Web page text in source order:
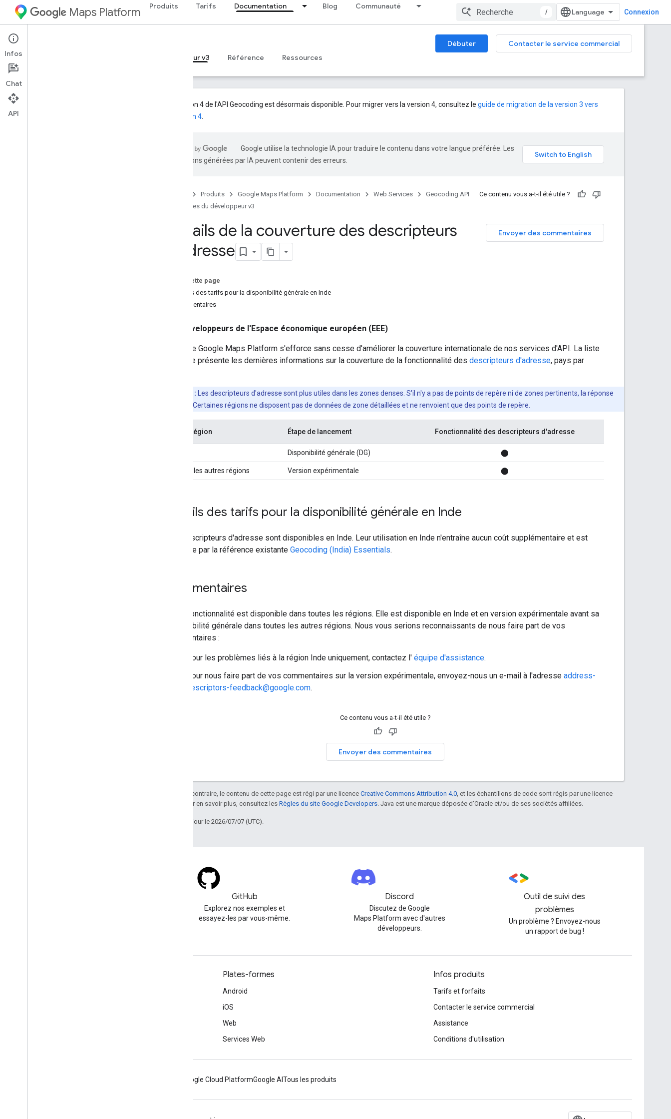
Maps Platform Produits Tarifs Documentation Blog Communauté
/ Connexion
Web Services Débuter
Contacter le service commercial
Guides du développeur v4
Guides du développeur v3 Référence Ressources
La version 4 de l'API Geocoding est désormais disponible. Pour migrer vers la version 4, consultez le guide de migration de la version 3 vers
la version 4
Google utilise la technologie IA pour traduire le contenu dans votre langue préférée. Les
traductions générées par IA peuvent contenir des erreurs.
Produits Google Maps Platform Documentation Web Services
Geocoding API
Guides du développeur v3
Ce contenu vous a-t-il été utile ?
Envoyer des commentaires
Détails de la couverture des descripteurs
d'adresse
Sur cette page
Détails des tarifs pour la disponibilité générale en Inde
Commentaires
Développeurs de l'Espace économique européen (EEE)
L'équipe Google Maps Platform s'efforce sans cesse d'améliorer la couverture internationale de nos services d'API. La liste
suivante présente les dernières informations sur la couverture de la fonctionnalité des descripteurs d'adresse, pays par
Remarque : Les descripteurs d'adresse sont plus utiles dans les zones denses. S'il n'y a pas de points de repère ni de zones pertinents, la réponse
peut être vide. Certaines régions ne disposent pas de données de zone détaillées et ne renvoient que des points de repère.
Pays/Région Étape de lancement Fonctionnalité des descripteurs d'adresse
Disponibilité générale (DG) ⬤
Toutes les autres régions Version expérimentale ⬤
Détails des tarifs pour la disponibilité générale en Inde
Les descripteurs d'adresse sont disponibles en Inde. Leur utilisation en Inde n'entraîne aucun coût supplémentaire et est
couverte par la référence existante Geocoding (India) Essentials.
Commentaires
Cette fonctionnalité est disponible dans toutes les régions. Elle est disponible en Inde et en version expérimentale avant sa
disponibilité générale dans toutes les autres régions. Nous vous serions reconnaissants de nous faire part de vos
commentaires :
Pour les problèmes liés à la région Inde uniquement, contactez l' équipe d'assistance.
Pour nous faire part de vos commentaires sur la version expérimentale, envoyez-nous un e-mail à l'adresse address-
descriptors-feedback@google.com.
Ce contenu vous a-t-il été utile ?
Envoyer des commentaires
Sauf indication contraire, le contenu de cette page est régi par une licence Creative Commons Attribution 4.0 , et les échantillons de code sont régis par une licence
. Pour en savoir plus, consultez les Règles du site Google Developers . Java est une marque déposée d'Oracle et/ou de ses sociétés affiliées.
Dernière mise à jour le 2026/07/07 (UTC).
GitHub
Explorez nos exemples et
essayez-les par vous-même.
Discord
Discutez de Google
Maps Platform avec d'autres
développeurs.
Outil de suivi des
problèmes
Un problème ? Envoyez-nous
un rapport de bug !
Plates-formes
Android
iOS
Web
Services Web
Infos produits
Tarifs et forfaits
Contacter le service commercial
Assistance
Conditions d'utilisation
Google Cloud PlatformGoogle AI Tous les produits
Infos
Chat
API